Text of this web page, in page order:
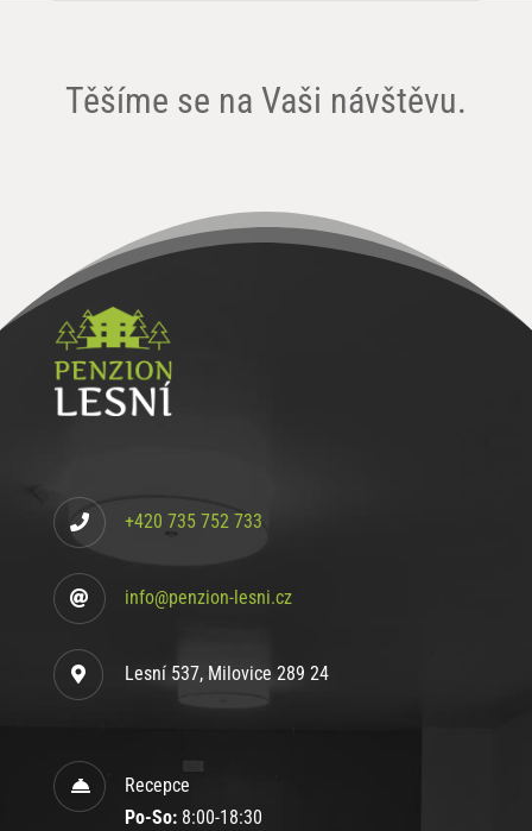
Těšíme se na Vaši návštěvu.
+420 735 752 733
info@penzion-lesni.cz
Lesní 537, Milovice 289 24
Recepce
Po-So:8:00-18:30